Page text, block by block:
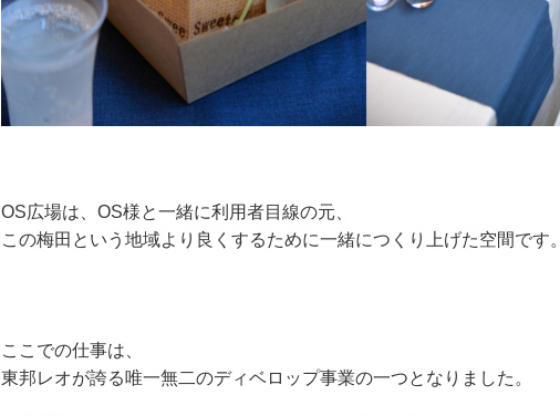
OS広場は、OS様と一緒に利用者目線の元、
この梅田という地域より良くするために一緒につくり上げた空間です。
ここでの仕事は、
東邦レオが誇る唯一無二のディベロップ事業の一つとなりました。